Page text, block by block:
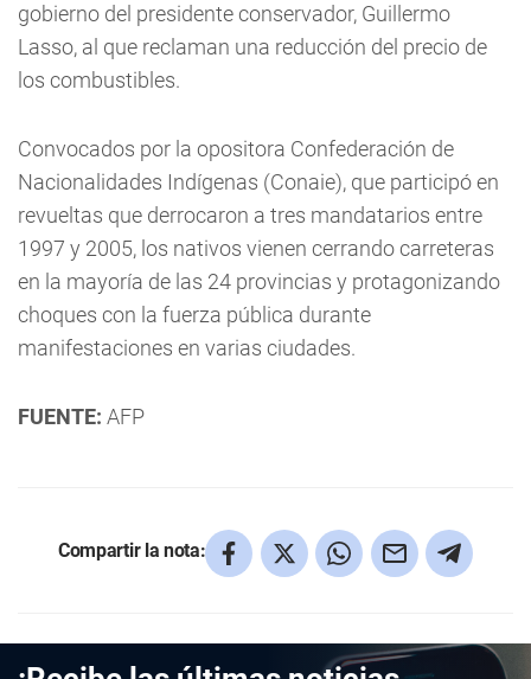
gobierno del presidente conservador, Guillermo
Lasso, al que reclaman una reducción del precio de
los combustibles.
Convocados por la opositora Confederación de
Nacionalidades Indígenas (Conaie), que participó en
revueltas que derrocaron a tres mandatarios entre
1997 y 2005, los nativos vienen cerrando carreteras
en la mayoría de las 24 provincias y protagonizando
choques con la fuerza pública durante
manifestaciones en varias ciudades.
FUENTE: AFP
Compartir la nota: